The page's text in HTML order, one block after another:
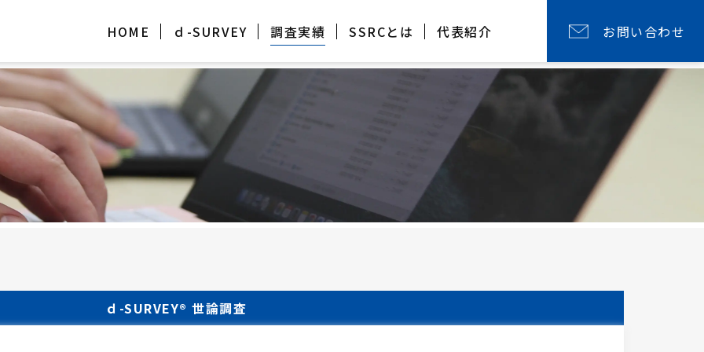
HOME ｄ-SURVEY 調査実績 SSRCとは 代表紹介 お問い合わせ
ｄ-SURVEY® 世論調査